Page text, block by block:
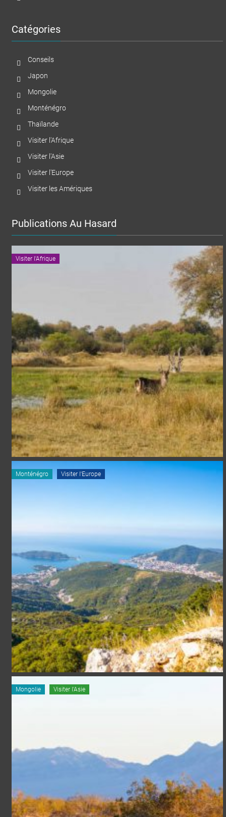
Catégories
Conseils
Japon
Mongolie
Monténégro
Thaïlande
Visiter l'Afrique
Visiter l'Asie
Visiter l'Europe
Visiter les Amériques
Publications Au Hasard
Visiter l'Afrique
Monténégro Visiter l'Europe
Mongolie Visiter l'Asie